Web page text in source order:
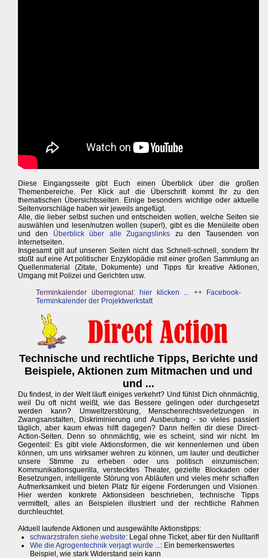
Diese Eingangsseite gibt Euch einen Überblick über die großen
Themenbereiche. Per Klick auf die Überschrift kommt Ihr zu den
thematischen Übersichtsseiten. Einige besonders wichtige oder aktuelle
Seitenvorschläge haben wir jeweils angefügt.
Alle, die lieber selbst suchen und entscheiden wollen, welche Seiten sie
auswählen und lesen/nutzen wollen (super!), gibt es die Menüleite oben
und den Überblick über alle Zugangslinks zu den Tausenden von
Internetseiten.
Insgesamt gilt auf unseren Seiten nicht das Schnell-schnell, sondern Ihr
stoßt auf eine Art politischer Enzyklopädie mit einer großen Sammlung an
Quellenmaterial (Zitate, Dokumente) und Tipps für kreative Aktionen,
Umgang mit Polizei und Gerichten usw.
Terminkalender überregional:
hier klicken ... ++
Facebook-
Terminkalender der Projektwerkstatt
Technische und rechtliche Tipps, Berichte und
Beispiele, Aktionen zum Mitmachen und und
und ...
Du findest, in der Welt läuft einiges verkehrt? Und fühlst Dich ohnmächtig,
weil Du oft nicht weißt, wie das Bessere gelingen oder durchgesetzt
werden kann? Umweltzerstörung, Menschenrechtsverletzungen in
Zwangsanstalten, Diskriminierung und Ausbeutung - so vieles passiert
täglich, aber kaum etwas hilft dagegen? Dann helfen dir diese Direct-
Action-Seiten. Denn so ohnmächtig, wie es scheint, sind wir nicht. Im
Gegenteil: Es gibt viele Aktionsformen, die wir kennenlernen und üben
können, um uns wirksamer wehren zu können, um lauter und deutlicher
unsere Stimme zu erheben oder uns politisch einzumischen:
Kommunikationsguerilla, verstecktes Theater, gezielte Blockaden oder
Besetzungen, intelligente Störung von Abläufen und vieles mehr schaffen
Aufmerksamkeit und bieten Platz für eigene Forderungen und Visionen.
Hier werden konkrete Aktionsideen beschrieben, technische Tipps
vermittelt, alles an Beispielen illustriert und der rechtliche Rahmen
durchleuchtet.
Aktuell laufende Aktionen und ausgewählte Aktionstipps:
schwarzstrafen.siehe.website: Legal ohne Ticket, aber für den Nulltarif!
Wie die Agrogentechnik verjagt wurde ...: Ein bemerkenswertes
Beispiel, wie stark Widerstand sein kann